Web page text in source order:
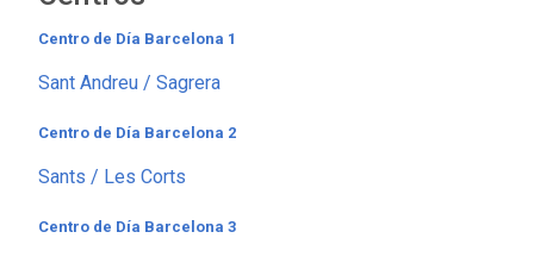
Centro de Día Barcelona 1
Sant Andreu / Sagrera
Centro de Día Barcelona 2
Sants / Les Corts
Centro de Día Barcelona 3